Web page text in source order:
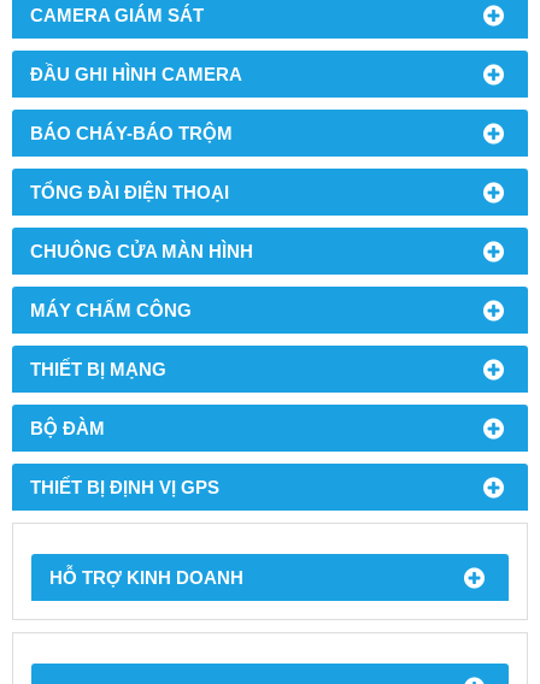
CAMERA GIÁM SÁT
ĐẦU GHI HÌNH CAMERA
BÁO CHÁY-BÁO TRỘM
TỔNG ĐÀI ĐIỆN THOẠI
CHUÔNG CỬA MÀN HÌNH
MÁY CHẤM CÔNG
THIẾT BỊ MẠNG
BỘ ĐÀM
THIẾT BỊ ĐỊNH VỊ GPS
HỖ TRỢ KINH DOANH